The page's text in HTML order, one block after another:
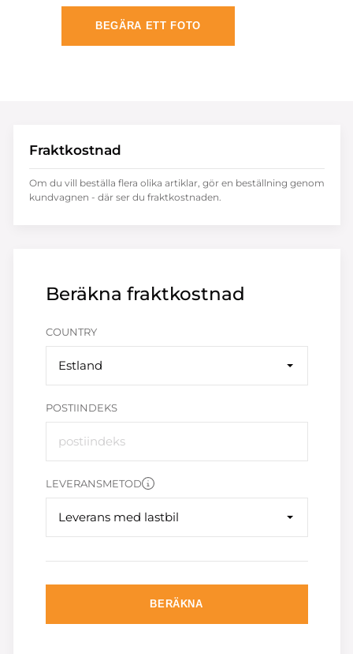
BEGÄRA ETT FOTO
Beräkna fraktkostnad
COUNTRY
Estland
POSTIINDEKS
LEVERANSMETOD
Leverans med lastbil
BERÄKNA
Fraktkostnad
Om du vill beställa flera olika artiklar, gör en beställning genom
kundvagnen - där ser du fraktkostnaden.